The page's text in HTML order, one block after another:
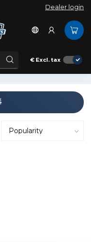
Dealer login
€ Excl. tax
CLASSIC